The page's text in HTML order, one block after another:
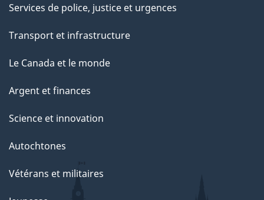
Services de police, justice et urgences
Transport et infrastructure
Le Canada et le monde
Argent et finances
Science et innovation
Autochtones
Vétérans et militaires